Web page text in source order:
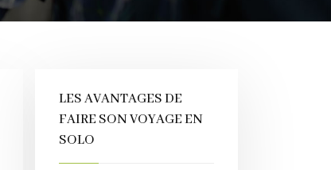
LES AVANTAGES DE
FAIRE SON VOYAGE EN
SOLO